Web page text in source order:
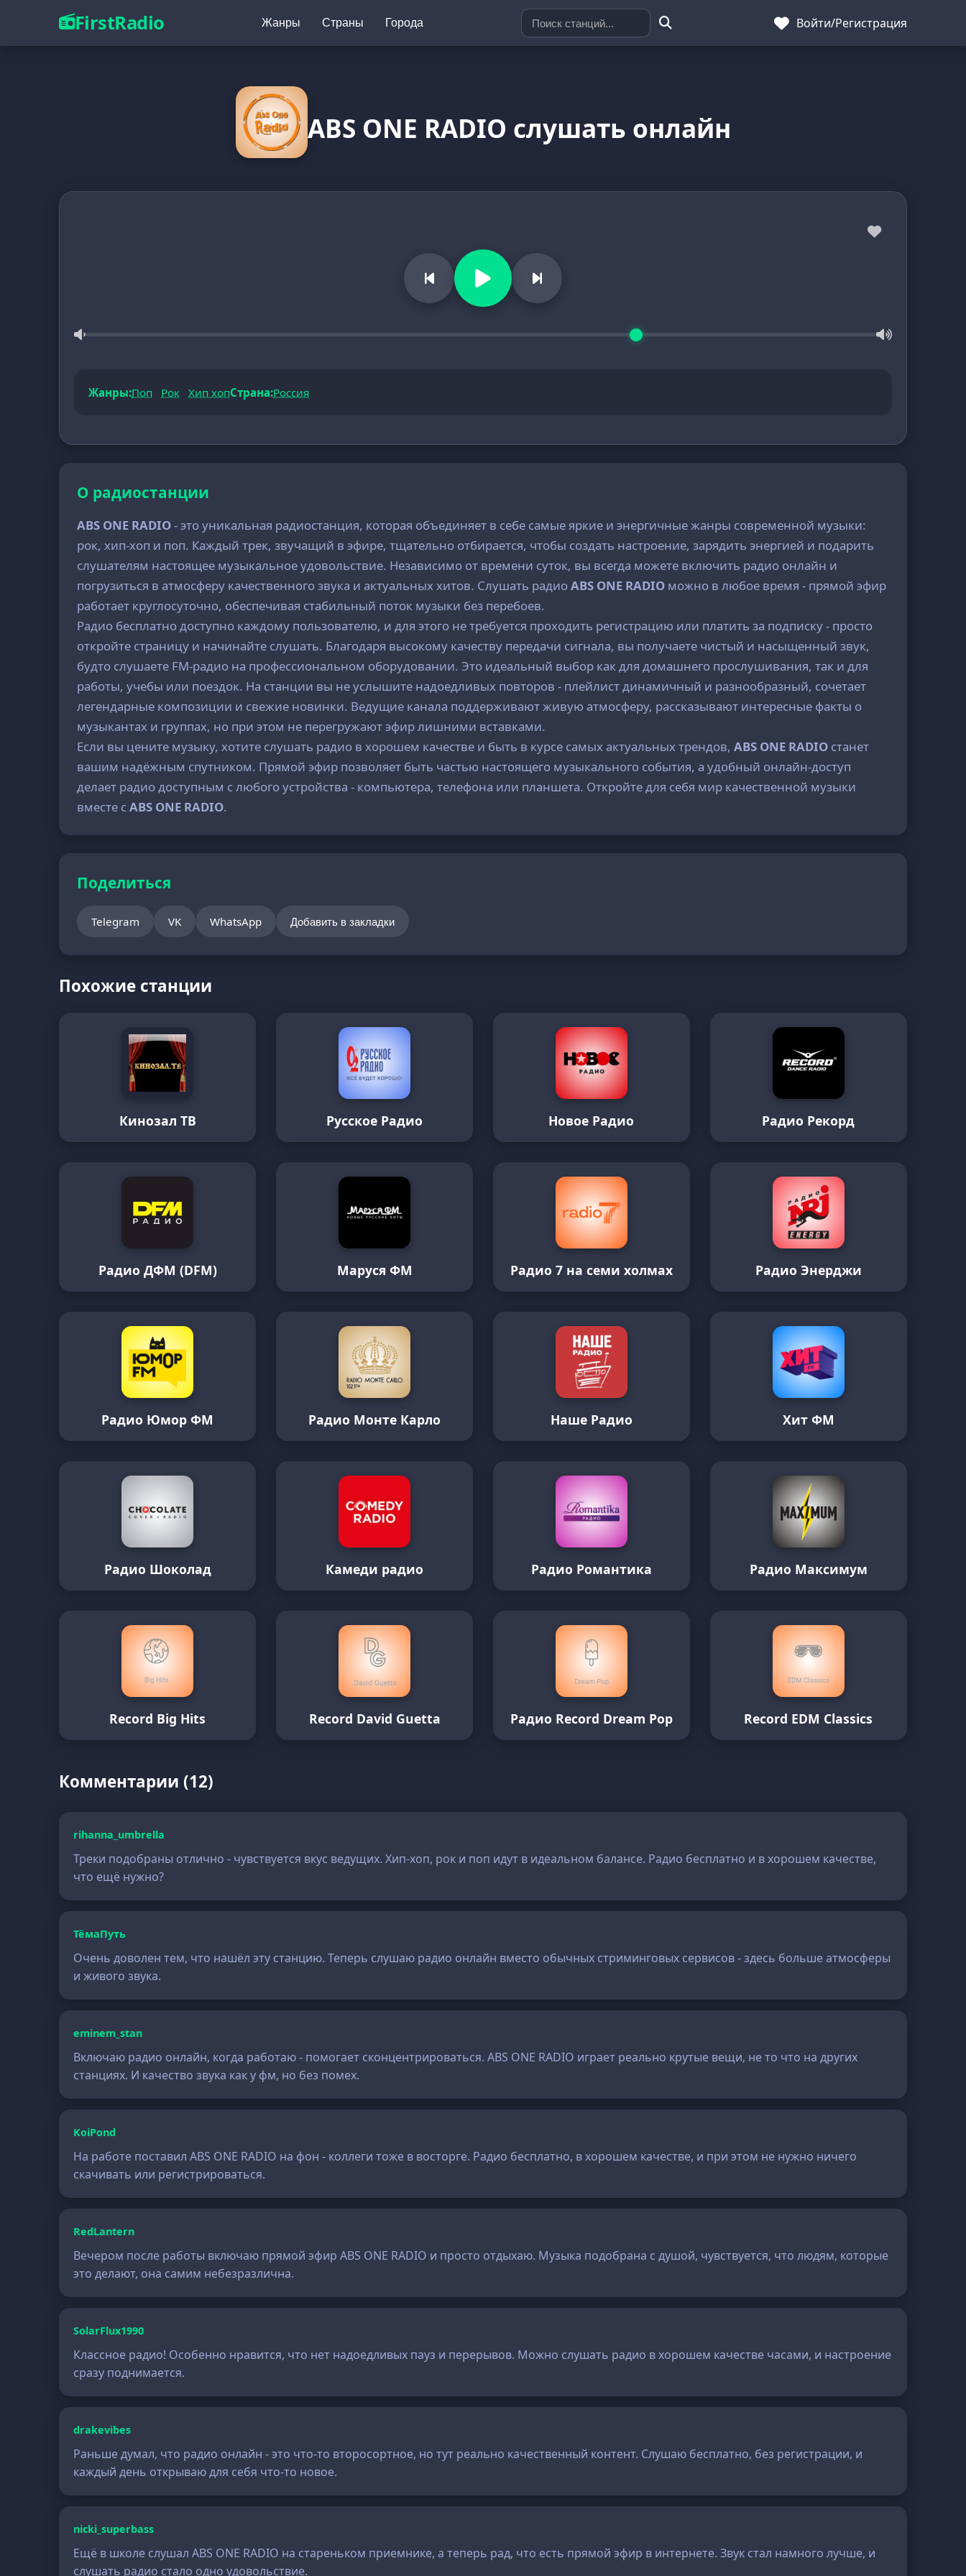
FirstRadio Жанры Страны Города Войти/Регистрация
ABS ONE RADIO слушать онлайн
Жанры:Поп Рок Хип хопСтрана:Россия
О радиостанции
ABS ONE RADIO- это уникальная радиостанция, которая объединяет в себе самые яркие и энергичные жанры современной музыки:
рок, хип-хоп и поп. Каждый трек, звучащий в эфире, тщательно отбирается, чтобы создать настроение, зарядить энергией и подарить
слушателям настоящее музыкальное удовольствие. Независимо от времени суток, вы всегда можете включить радио онлайн и
погрузиться в атмосферу качественного звука и актуальных хитов. Слушать радиоABS ONE RADIO можно в любое время - прямой эфир
работает круглосуточно, обеспечивая стабильный поток музыки без перебоев.
Радио бесплатно доступно каждому пользователю, и для этого не требуется проходить регистрацию или платить за подписку - просто
откройте страницу и начинайте слушать. Благодаря высокому качеству передачи сигнала, вы получаете чистый и насыщенный звук,
будто слушаете FM-радио на профессиональном оборудовании. Это идеальный выбор как для домашнего прослушивания, так и для
работы, учебы или поездок. На станции вы не услышите надоедливых повторов - плейлист динамичный и разнообразный, сочетает
легендарные композиции и свежие новинки. Ведущие канала поддерживают живую атмосферу, рассказывают интересные факты о
музыкантах и группах, но при этом не перегружают эфир лишними вставками.
Если вы цените музыку, хотите слушать радио в хорошем качестве и быть в курсе самых актуальных трендов,ABS ONE RADIO станет
вашим надёжным спутником. Прямой эфир позволяет быть частью настоящего музыкального события, а удобный онлайн-доступ
делает радио доступным с любого устройства - компьютера, телефона или планшета. Откройте для себя мир качественной музыки
вместе сABS ONE RADIO.
Поделиться
Telegram VK WhatsApp Добавить в закладки
Похожие станции
Кинозал ТВ Русское Радио Новое Радио Радио Рекорд
Радио ДФМ (DFM) Маруся ФМ Радио 7 на семи холмах Радио Энерджи
Радио Юмор ФМ Радио Монте Карло Наше Радио Хит ФМ
Радио Шоколад Камеди радио Радио Романтика Радио Максимум
Record Big Hits Record David Guetta Радио Record Dream Pop Record EDM Classics
Комментарии (12)
rihanna_umbrella
Треки подобраны отлично - чувствуется вкус ведущих. Хип-хоп, рок и поп идут в идеальном балансе. Радио бесплатно и в хорошем качестве,
что ещё нужно?
ТёмаПуть
Очень доволен тем, что нашёл эту станцию. Теперь слушаю радио онлайн вместо обычных стриминговых сервисов - здесь больше атмосферы
и живого звука.
eminem_stan
Включаю радио онлайн, когда работаю - помогает сконцентрироваться. ABS ONE RADIO играет реально крутые вещи, не то что на других
станциях. И качество звука как у фм, но без помех.
KoiPond
На работе поставил ABS ONE RADIO на фон - коллеги тоже в восторге. Радио бесплатно, в хорошем качестве, и при этом не нужно ничего
скачивать или регистрироваться.
RedLantern
Вечером после работы включаю прямой эфир ABS ONE RADIO и просто отдыхаю. Музыка подобрана с душой, чувствуется, что людям, которые
это делают, она самим небезразлична.
SolarFlux1990
Классное радио! Особенно нравится, что нет надоедливых пауз и перерывов. Можно слушать радио в хорошем качестве часами, и настроение
сразу поднимается.
drakevibes
Раньше думал, что радио онлайн - это что-то второсортное, но тут реально качественный контент. Слушаю бесплатно, без регистрации, и
каждый день открываю для себя что-то новое.
nicki_superbass
Ещё в школе слушал ABS ONE RADIO на стареньком приемнике, а теперь рад, что есть прямой эфир в интернете. Звук стал намного лучше, и
слушать радио стало одно удовольствие.